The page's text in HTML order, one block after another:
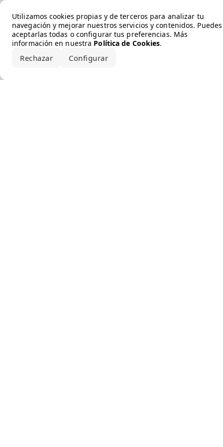
Utilizamos cookies propias y de terceros para analizar tu
navegación y mejorar nuestros servicios y contenidos. Puedes
aceptarlas todas o configurar tus preferencias. Más
información en nuestra Política de Cookies.
Rechazar Configurar
Error loading the brand